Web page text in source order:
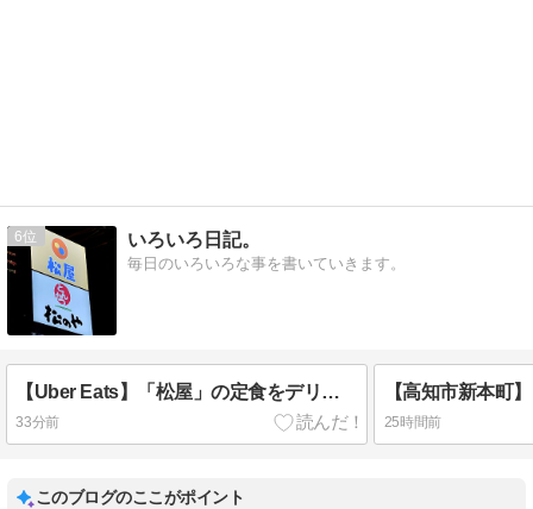
6 いろいろ日記。
毎日のいろいろな事を書いていきます。
【Uber Eats】「松屋」の定食をデリバリー。
33分前 25時間前
このブログのここがポイント